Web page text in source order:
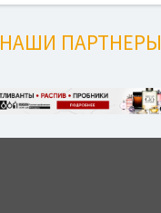
НАШИ ПАРТНЕРЫ